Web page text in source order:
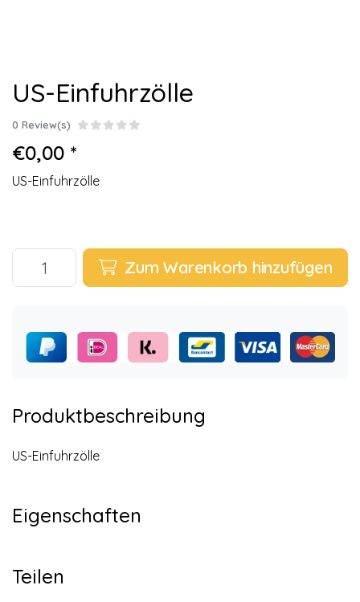
US-Einfuhrzölle
0 Review(s)
€0,00 *
US-Einfuhrzölle
Zum Warenkorb hinzufügen
Produktbeschreibung
US-Einfuhrzölle
Eigenschaften
Teilen